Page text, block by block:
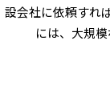
設会社に依頼すれ
には、大規